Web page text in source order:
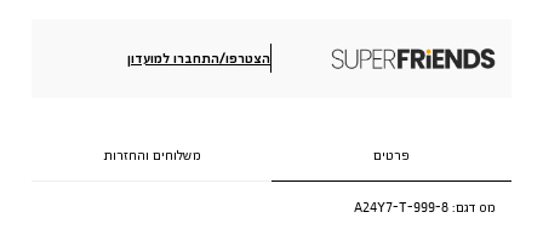
הצטרפו/התחברו למועדון
פרטים משלוחים והחזרות
מס דגם: A24Y7-T-999-8